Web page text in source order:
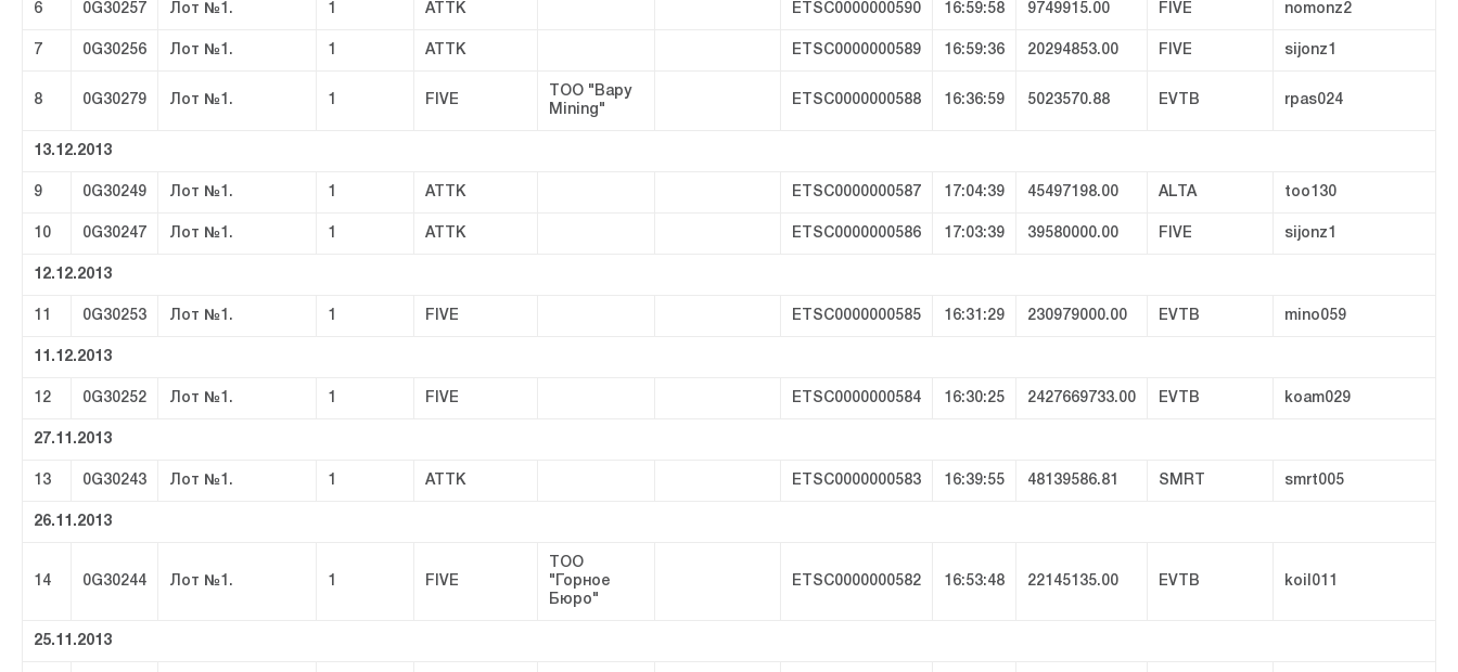
6 0G30257 Лот №1. 1 ATTK ETSC0000000590 16:59:58 9749915.00 FIVE nomonz2
7 0G30256 Лот №1. 1 ATTK ETSC0000000589 16:59:36 20294853.00 FIVE sijonz1
8 0G30279 Лот №1. 1 FIVE
ТОО "Bapy
Mining"
ETSC0000000588 16:36:59 5023570.88 EVTB rpas024
13.12.2013
9 0G30249 Лот №1. 1 ATTK ETSC0000000587 17:04:39 45497198.00 ALTA too130
10 0G30247 Лот №1. 1 ATTK ETSC0000000586 17:03:39 39580000.00 FIVE sijonz1
12.12.2013
11 0G30253 Лот №1. 1 FIVE ETSC0000000585 16:31:29 230979000.00 EVTB mino059
11.12.2013
12 0G30252 Лот №1. 1 FIVE ETSC0000000584 16:30:25 2427669733.00 EVTB koam029
27.11.2013
13 0G30243 Лот №1. 1 ATTK ETSC0000000583 16:39:55 48139586.81 SMRT smrt005
26.11.2013
14 0G30244 Лот №1. 1 FIVE
ТОО
"Горное
Бюро"
ETSC0000000582 16:53:48 22145135.00 EVTB koil011
25.11.2013